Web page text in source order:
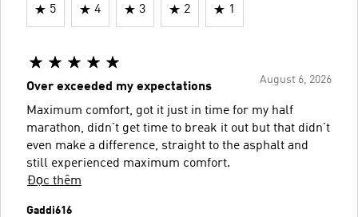
5 4 3 2 1
August 6, 2026
Over exceeded my expectations
Maximum comfort, got it just in time for my half
marathon, didn’t get time to break it out but that didn’t
even make a difference, straight to the asphalt and
still experienced maximum comfort.
Đọc thêm
Gaddi616